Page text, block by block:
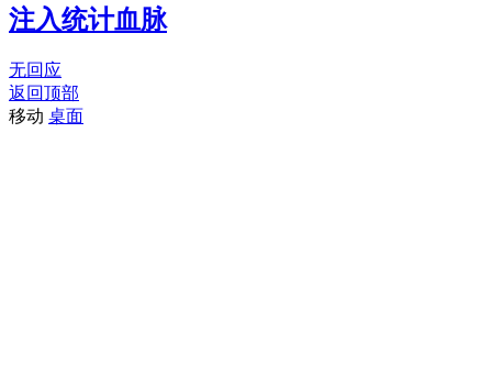
注入统计血脉
无回应
返回顶部
移动 桌面